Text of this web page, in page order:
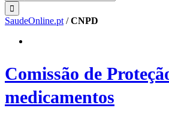
SaudeOnline.pt /CNPD
Comissão de
medicamentos